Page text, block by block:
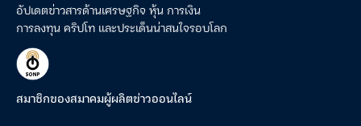
อัปเดตข่าวสารด้านเศรษฐกิจ หุ้น การเงิน
การลงทุน คริปโท และประเด็นน่าสนใจรอบโลก
สมาชิกของสมาคมผู้ผลิตข่าวออนไลน์